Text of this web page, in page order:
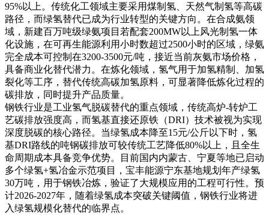
95%以上。传统化工领域主要采用煤制氢、天然气制氢等高碳
路径，而绿氢替代已成为行业转型的关键方向。在合成氨领
域，新建百万吨级绿氨项目若配套200MW以上风光制氢一体
化设施，在可再生能源利用小时数超过2500小时的区域，绿氨
完全成本可控制在3200-3500元/吨，接近当前灰氨市场价格，
具备商业化替代潜力。在炼化领域，氢气用于加氢精制、加氢
裂化等工序，替代传统高碳加氢原料，可显著降低炼化过程的
碳排放，同时提升产品质量。
钢铁行业是工业氢气脱碳替代的重点领域，传统高炉-转炉工
艺碳排放强度高，而氢基直接还原铁（DRI）技术被视为实现
深度脱碳的核心路径。当绿氢成本降至15元/公斤以下时，氢
基DRI路线的吨钢碳排放可较传统工艺降低80%以上，且全生
命周期成本具备竞争优势。目前国内内蒙古、宁夏等地已启动
多个绿氢+氢冶金示范项目，宝丰能源宁东基地规划年产绿氢
30万吨，用于钢铁冶炼，验证了大规模应用的工程可行性。预
计2026-2027年，随着绿氢成本突破关键阈值，钢铁行业将进
入绿氢规模化替代的临界点。